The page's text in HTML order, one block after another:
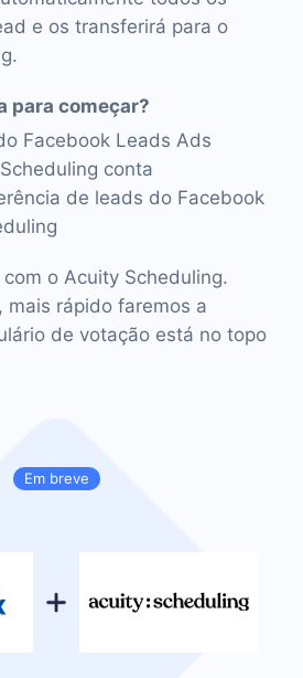
Em breve
e os transferirá para o
para começar?
Facebook Leads Ads
conta
de leads do Facebook
o Acuity Scheduling.
mais rápido faremos a
de votação está no topo